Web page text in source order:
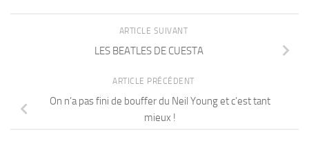
ARTICLE SUIVANT
LES BEATLES DE CUESTA
ARTICLE PRÉCÉDENT
On n’a pas fini de bouffer du Neil Young et c’est tant
mieux !